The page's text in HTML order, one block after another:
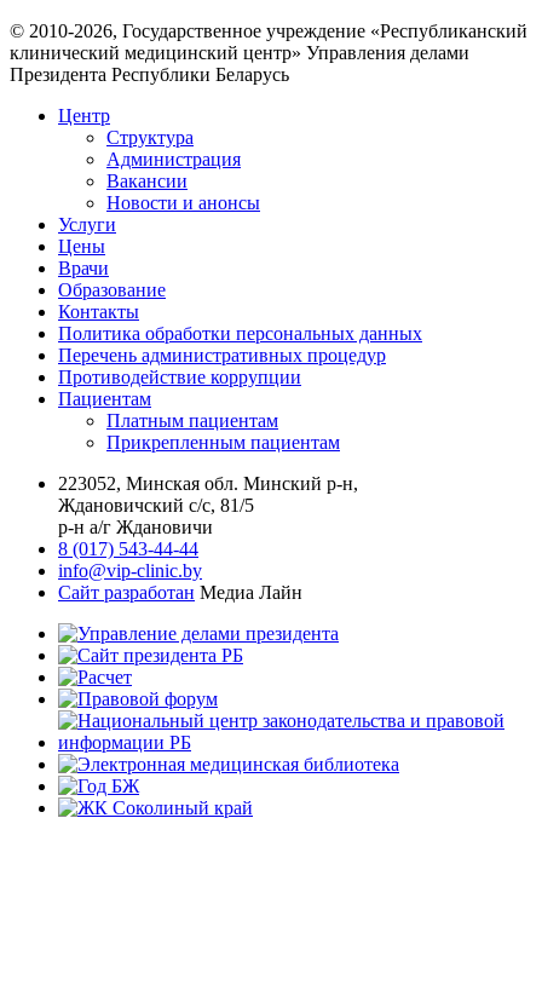
© 2010-2026, Государственное учреждение «Республиканский
клинический медицинский центр» Управления делами
Президента Республики Беларусь
Центр
Структура
Администрация
Вакансии
Новости и анонсы
Услуги
Цены
Врачи
Образование
Контакты
Политика обработки персональных данных
Перечень административных процедур
Противодействие коррупции
Пациентам
Платным пациентам
Прикрепленным пациентам
223052, Минская обл. Минский р-н,
Ждановичский с/с, 81/5
р-н а/г Ждановичи
8 (017) 543-44-44
info@vip-clinic.by
Сайт разработан Медиа Лайн